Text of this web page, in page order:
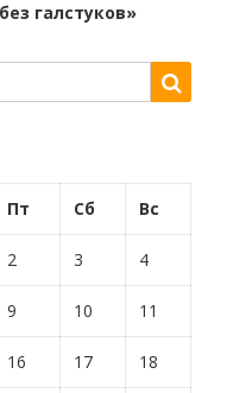
галстуков»
Пт Сб Вс
2 3 4
9 10 11
16 17 18